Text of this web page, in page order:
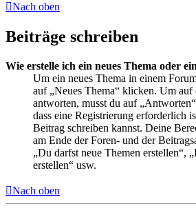
Nach oben
Beiträge schreiben
Wie erstelle ich ein neues Thema oder
Um ein neues Thema in einem
auf „Neues Thema“ klicken. Um auf
antworten, musst du auf
dass eine Registrierung erforderlich
Beitrag schreiben kannst. Deine
am Ende der Foren- und der
„Du darfst neue Themen erstellen“,
erstellen“ usw.
Nach oben